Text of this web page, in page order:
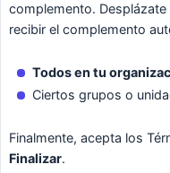
complemento.
recibir el complemento
Todos en tu
Ciertos grupos o
Finalmente, acepta los
Finalizar.